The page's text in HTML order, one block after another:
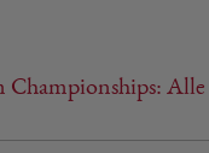
Alle